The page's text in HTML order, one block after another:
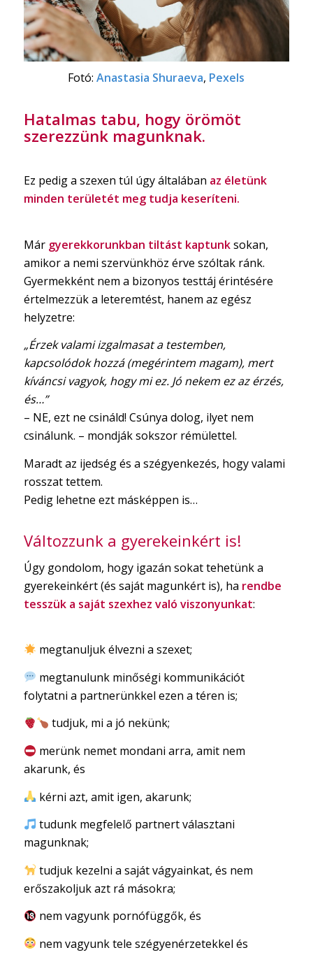
Fotó:Anastasia Shuraeva, Pexels
Hatalmas tabu, hogy örömöt
szerezzünk magunknak.
Ez pedig a szexen túl úgy általában az életünk
minden területét meg tudja keseríteni.
Már gyerekkorunkban tiltást kaptunksokan,
amikor a nemi szervünkhöz érve szóltak ránk.
Gyermekként nem a bizonyos testtáj érintésére
értelmezzük a leteremtést, hanem az egész
helyzetre:
„Érzek valami izgalmasat a testemben,
kapcsolódok hozzá (megérintem magam), mert
kíváncsi vagyok, hogy mi ez. Jó nekem ez az érzés,
és…”
– NE, ezt ne csináld! Csúnya dolog, ilyet nem
csinálunk. – mondják sokszor rémülettel.
Maradt az ijedség és a szégyenkezés, hogy valami
rosszat tettem.
Pedig lehetne ezt másképpen is…
Változzunk a gyerekeinkért is!
Úgy gondolom, hogy igazán sokat tehetünk a
gyerekeinkért (és saját magunkért is), ha rendbe
tesszük a saját szexhez való viszonyunkat:
megtanuljuk élvezni a szexet;
megtanulunk minőségi kommunikációt
folytatni a partnerünkkel ezen a téren is;
tudjuk, mi a jó nekünk;
merünk nemet mondani arra, amit nem
akarunk, és
kérni azt, amit igen, akarunk;
tudunk megfelelő partnert választani
magunknak;
tudjuk kezelni a saját vágyainkat, és nem
erőszakoljuk azt rá másokra;
nem vagyunk pornófüggők, és
nem vagyunk tele szégyenérzetekkel és